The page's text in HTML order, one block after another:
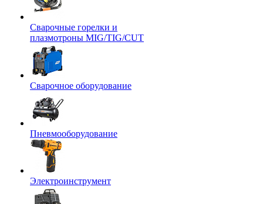
Сварочные горелки и
плазмотроны MIG/TIG/CUT
Сварочное оборудование
Пневмооборудование
Электроинструмент